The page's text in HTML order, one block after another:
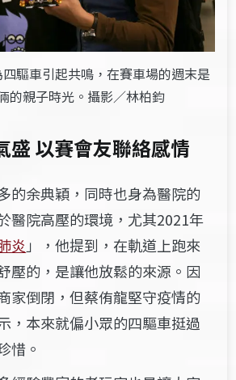
驅車引起共鳴，在賽車場的週末是
的親子時光。攝影／林柏鈞
盛 以賽會友聯絡感情
的余典穎，同時也身為醫院的
醫院高壓的環境，尤其2021年
炎 」，他提到，在軌道上跑來
壓的，是讓他放鬆的來源。因
家倒閉，但蔡侑龍堅守疫情的
，本來就偏小眾的四驅車挺過
惜。